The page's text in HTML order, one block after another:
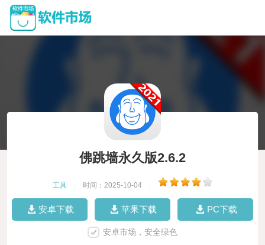
佛跳墙永久版2.6.2
工具 时间：2025-10-04
安卓下载 苹果下载 PC下载
安卓市场，安全绿色